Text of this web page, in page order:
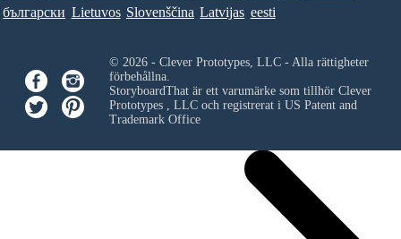
български Lietuvos Slovenščina Latvijas eesti
© 2026 - Clever Prototypes, LLC - Alla rättigheter
förbehållna.
StoryboardThat är ett varumärke som tillhör Clever
Prototypes , LLCoch registrerat i US Patent and
Trademark Office